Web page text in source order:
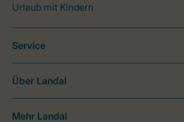
Urlaub mit Kindern
Service
Über Landal
Mehr Landal